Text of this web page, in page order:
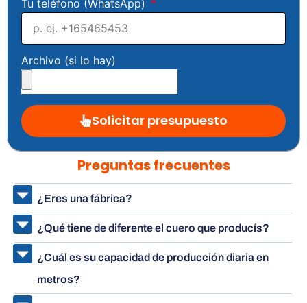
Tu teléfono (WhatsApp)
Archivo (si lo hay)
Solicitar presupuesto
Preguntas frecuentes
¿Eres una fábrica?
¿Qué tiene de diferente el cuero que producís?
¿Cuál es su capacidad de producción diaria en
metros?